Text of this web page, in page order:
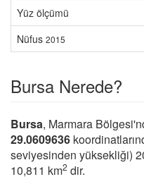
Yüz ölçümü
Nüfus 2015
Bursa Nerede?
Bursa, Marmara
29.0609636
seviyesinden yüksekliği)
10,811 km2 dir.